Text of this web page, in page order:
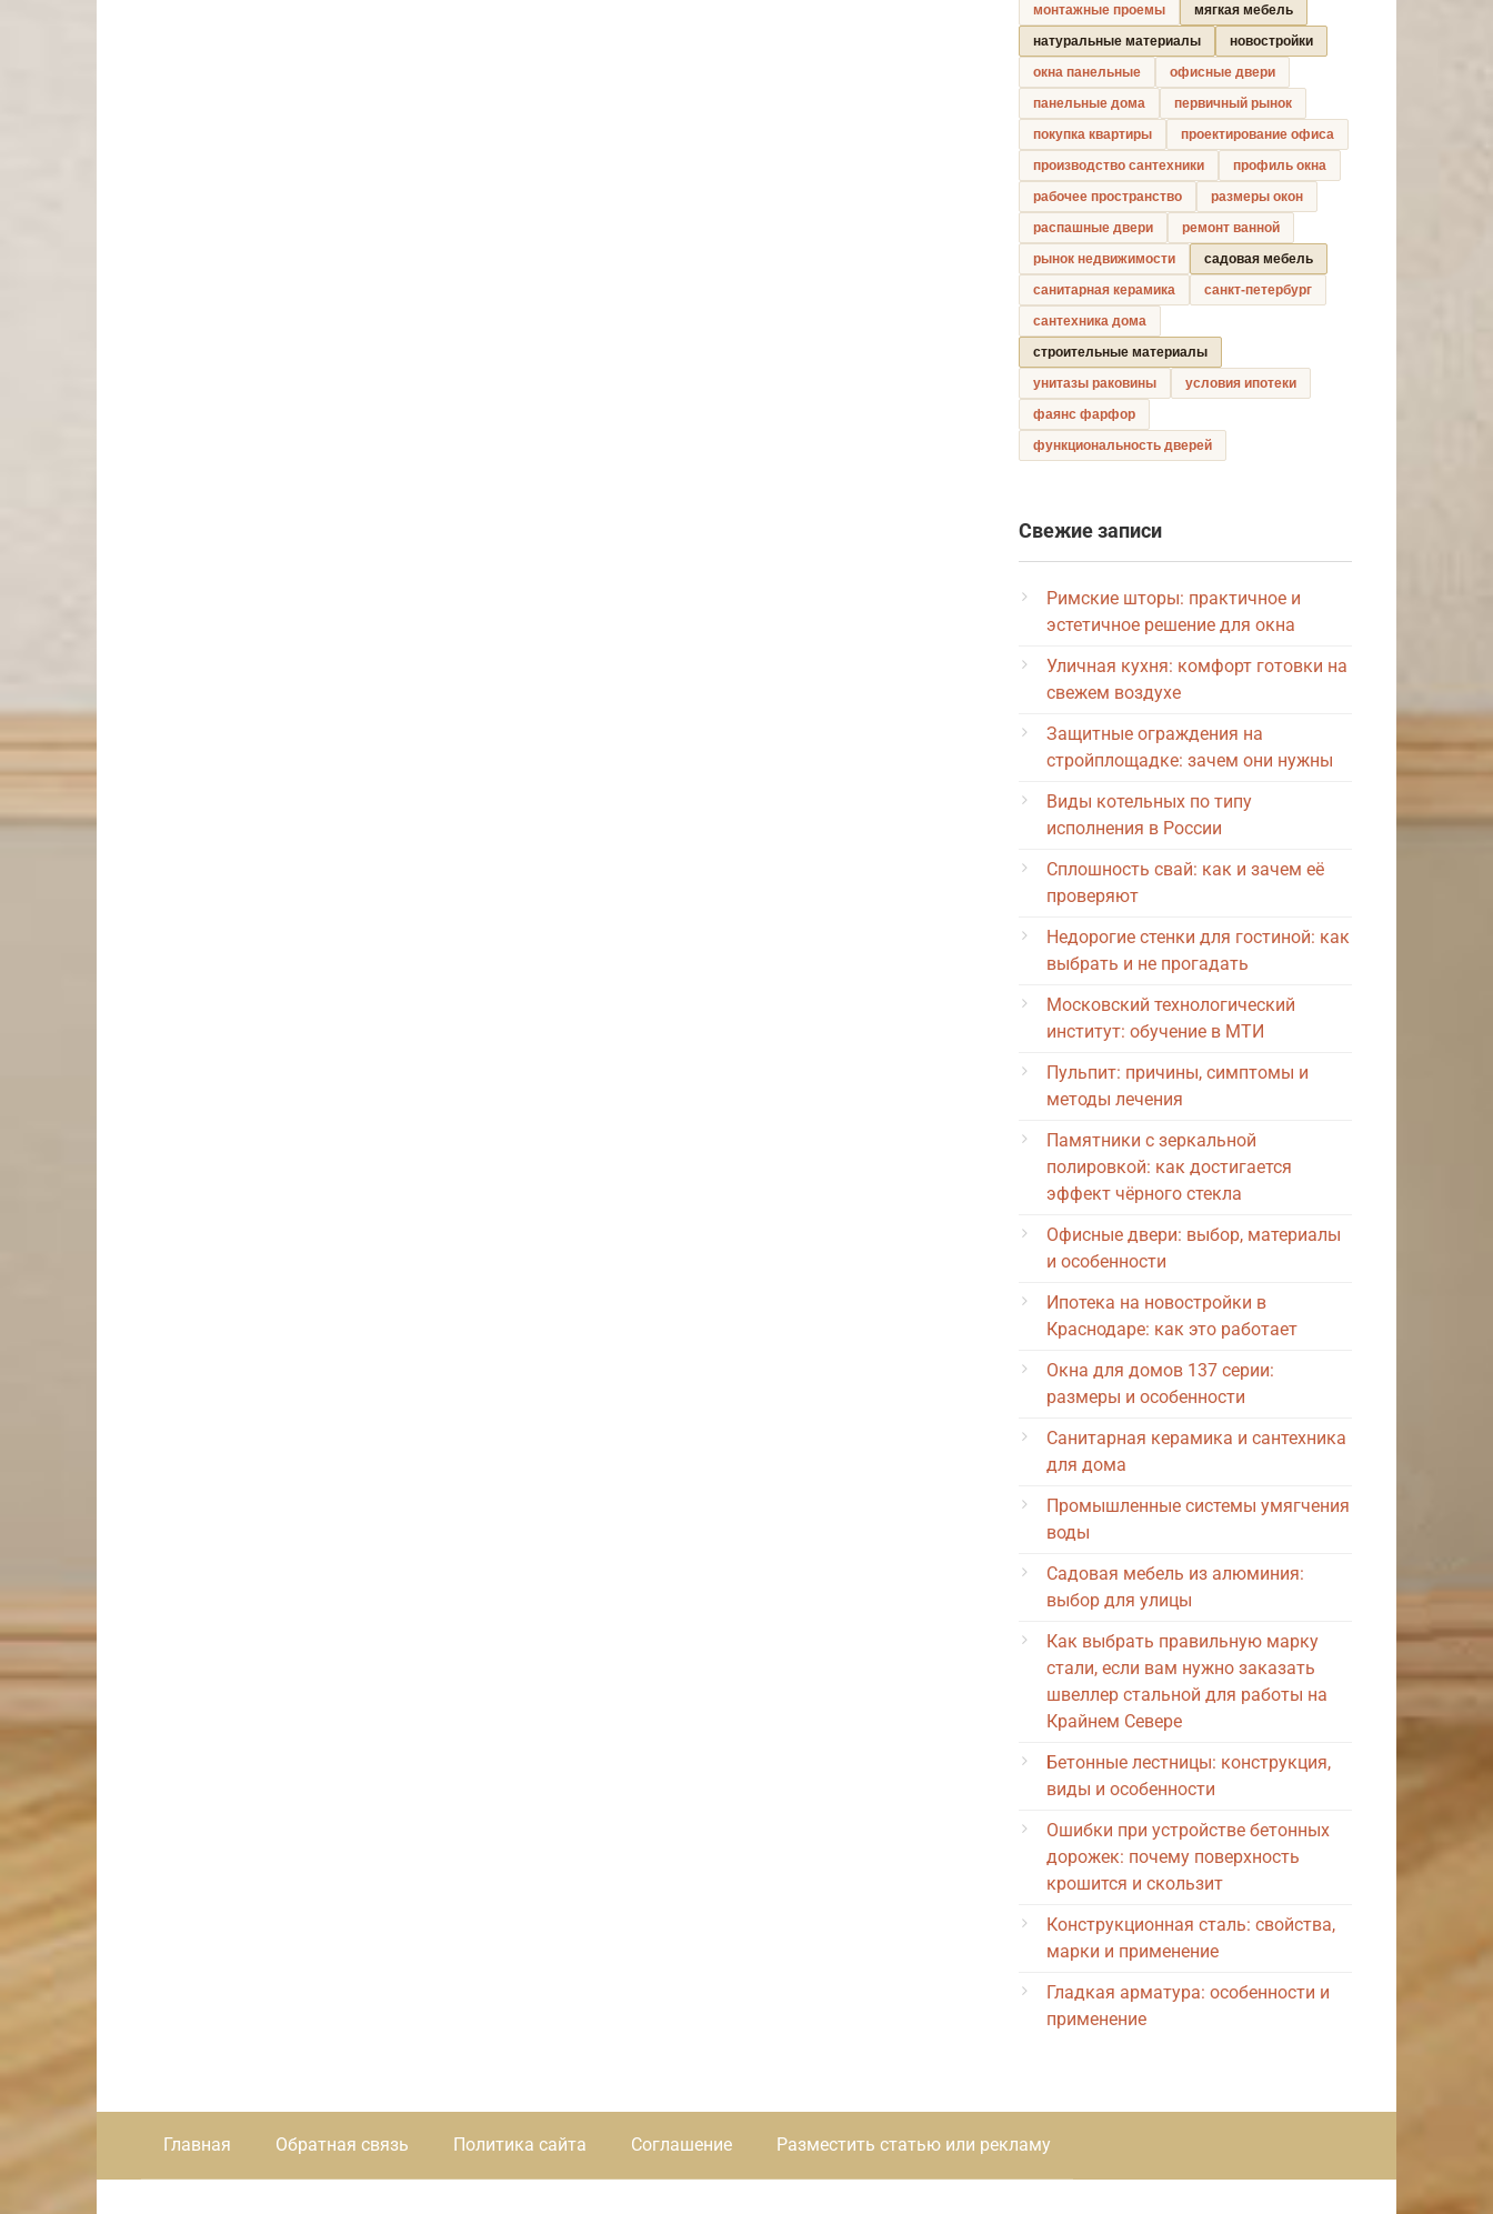
монтажные проемы
мягкая мебель
натуральные материалы
новостройки
окна панельные
офисные двери
панельные дома
первичный рынок
покупка квартиры
проектирование офиса
производство сантехники
профиль окна
рабочее пространство
размеры окон
распашные двери
ремонт ванной
рынок недвижимости
садовая мебель
санитарная керамика
санкт-петербург
сантехника дома
строительные материалы
унитазы раковины
условия ипотеки
фаянс фарфор
функциональность дверей
Свежие записи
Римские шторы: практичное и
эстетичное решение для окна
Уличная кухня: комфорт готовки на
свежем воздухе
Защитные ограждения на
стройплощадке: зачем они нужны
Виды котельных по типу
исполнения в России
Сплошность свай: как и зачем её
проверяют
Недорогие стенки для гостиной: как
выбрать и не прогадать
Московский технологический
институт: обучение в МТИ
Пульпит: причины, симптомы и
методы лечения
Памятники с зеркальной
полировкой: как достигается
эффект чёрного стекла
Офисные двери: выбор, материалы
и особенности
Ипотека на новостройки в
Краснодаре: как это работает
Окна для домов 137 серии:
размеры и особенности
Санитарная керамика и сантехника
для дома
Промышленные системы умягчения
воды
Садовая мебель из алюминия:
выбор для улицы
Как выбрать правильную марку
стали, если вам нужно заказать
швеллер стальной для работы на
Крайнем Севере
Бетонные лестницы: конструкция,
виды и особенности
Ошибки при устройстве бетонных
дорожек: почему поверхность
крошится и скользит
Конструкционная сталь: свойства,
марки и применение
Гладкая арматура: особенности и
применение
Главная Обратная связь Политика сайта Соглашение Разместить статью или рекламу